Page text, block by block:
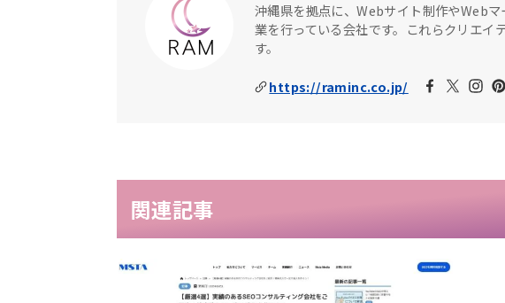
沖縄県を拠点に、Webサイト制作やWeb
業を行っている会社です。これらクリエイ
す。
https://raminc.co.jp/
関連記事